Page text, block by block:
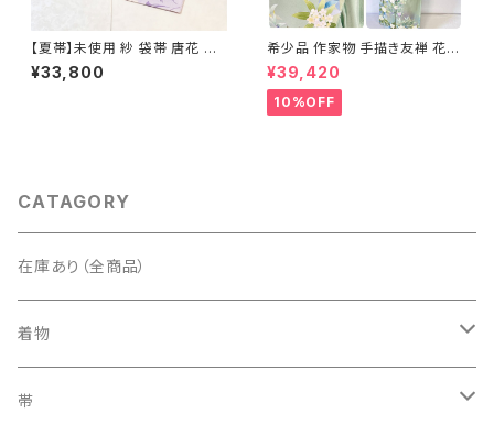
【夏帯】未使用 紗 袋帯 唐花 正
絹 紫 白 淡藤色 729
¥33,800
希少品 作家物 手描き友禅 花鳥
文 椿 沈丁花 訪問着 正絹 袷 黄
緑 青 白 1418
¥39,420
10%OFF
CATAGORY
在庫あり（全商品）
着物
訪問着・付下げ
帯